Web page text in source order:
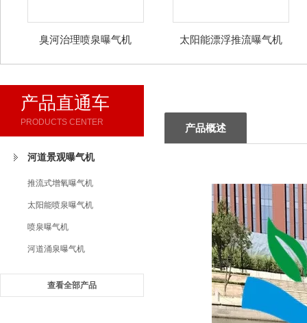
臭河治理喷泉曝气机 太阳能漂浮推流曝气机
产品直通车
PRODUCTS CENTER
河道景观曝气机
推流式增氧曝气机
太阳能喷泉曝气机
喷泉曝气机
河道涌泉曝气机
查看全部产品
产品概述